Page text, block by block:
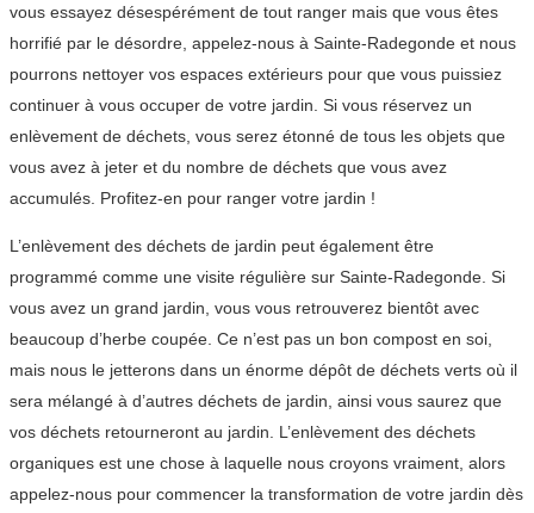
vous essayez désespérément de tout ranger mais que vous êtes
horrifié par le désordre, appelez-nous à Sainte-Radegonde et nous
pourrons nettoyer vos espaces extérieurs pour que vous puissiez
continuer à vous occuper de votre jardin. Si vous réservez un
enlèvement de déchets, vous serez étonné de tous les objets que
vous avez à jeter et du nombre de déchets que vous avez
accumulés. Profitez-en pour ranger votre jardin !
L’enlèvement des déchets de jardin peut également être
programmé comme une visite régulière sur Sainte-Radegonde. Si
vous avez un grand jardin, vous vous retrouverez bientôt avec
beaucoup d’herbe coupée. Ce n’est pas un bon compost en soi,
mais nous le jetterons dans un énorme dépôt de déchets verts où il
sera mélangé à d’autres déchets de jardin, ainsi vous saurez que
vos déchets retourneront au jardin. L’enlèvement des déchets
organiques est une chose à laquelle nous croyons vraiment, alors
appelez-nous pour commencer la transformation de votre jardin dès